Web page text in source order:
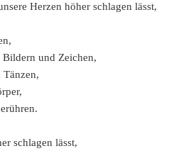
Herzen höher schlagen lässt,
Bildern und Zeichen,
Tänzen,
schlagen lässt,